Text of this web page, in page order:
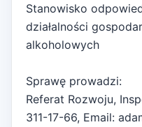
Stanowisko
działalności
alkoholowych
Sprawę prowadzi:
Referat Rozwoju,
311-17-66, Email: